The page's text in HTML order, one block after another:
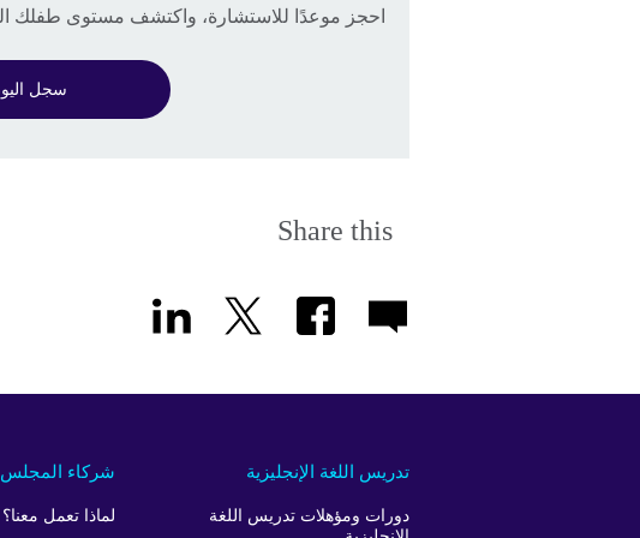
احجز موعدًا للاستشارة، واكتشف مستوى طفلك
سجل
Share this
شركاء المجلس
لماذا تعمل معنا؟
تدريس اللغة الإنجليزية
دورات ومؤهلات تدريس اللغة